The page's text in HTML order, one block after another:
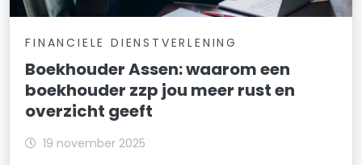
FINANCIELE DIENSTVERLENING
Boekhouder Assen: waarom een
boekhouder zzp jou meer rust en
overzicht geeft
19 november 2025